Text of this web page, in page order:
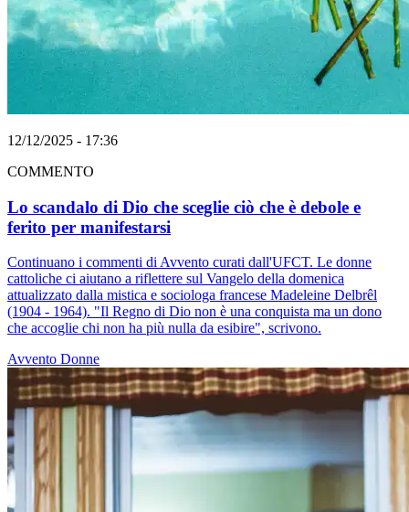
12/12/2025 - 17:36
COMMENTO
Lo scandalo di Dio che sceglie ciò che è debole e
ferito per manifestarsi
Continuano i commenti di Avvento curati dall'UFCT. Le donne
cattoliche ci aiutano a riflettere sul Vangelo della domenica
attualizzato dalla mistica e sociologa francese Madeleine Delbrêl
(1904 - 1964). "Il Regno di Dio non è una conquista ma un dono
che accoglie chi non ha più nulla da esibire", scrivono.
Avvento Donne